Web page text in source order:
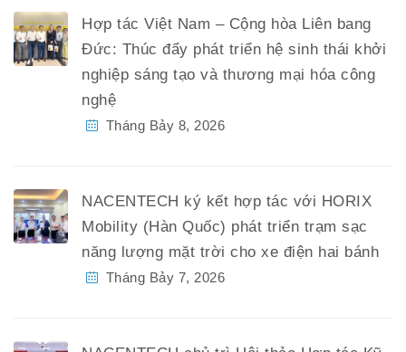
Hợp tác Việt Nam – Cộng hòa Liên bang
Đức: Thúc đẩy phát triển hệ sinh thái khởi
nghiệp sáng tạo và thương mại hóa công
nghệ
Tháng Bảy 8, 2026
NACENTECH ký kết hợp tác với HORIX
Mobility (Hàn Quốc) phát triển trạm sạc
năng lượng mặt trời cho xe điện hai bánh
Tháng Bảy 7, 2026